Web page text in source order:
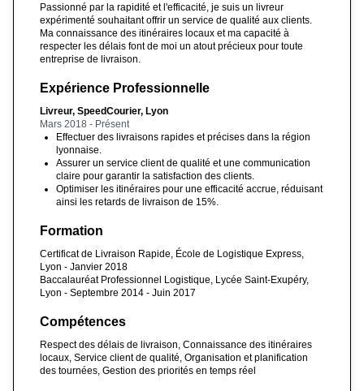
Passionné par la rapidité et l'efficacité, je suis un livreur
expérimenté souhaitant offrir un service de qualité aux clients.
Ma connaissance des itinéraires locaux et ma capacité à
respecter les délais font de moi un atout précieux pour toute
entreprise de livraison.
Expérience Professionnelle
Livreur, SpeedCourier, Lyon
Mars 2018 - Présent
Effectuer des livraisons rapides et précises dans la région
lyonnaise.
Assurer un service client de qualité et une communication
claire pour garantir la satisfaction des clients.
Optimiser les itinéraires pour une efficacité accrue, réduisant
ainsi les retards de livraison de 15%.
Formation
Certificat de Livraison Rapide, École de Logistique Express,
Lyon - Janvier 2018
Baccalauréat Professionnel Logistique, Lycée Saint-Exupéry,
Lyon - Septembre 2014 - Juin 2017
Compétences
Respect des délais de livraison, Connaissance des itinéraires
locaux, Service client de qualité, Organisation et planification
des tournées, Gestion des priorités en temps réel